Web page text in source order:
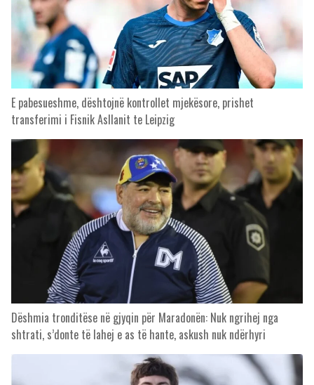
E pabesueshme, dështojnë kontrollet mjekësore, prishet
transferimi i Fisnik Asllanit te Leipzig
Dëshmia tronditëse në gjyqin për Maradonën: Nuk ngrihej nga
shtrati, s’donte të lahej e as të hante, askush nuk ndërhyri